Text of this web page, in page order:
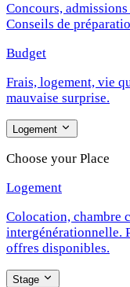
Concours,
Conseils de
Budget
Frais, logement, vie
mauvaise surprise.
Logement
Choose your Place
Logement
Colocation, chambre
intergénérationnelle.
offres disponibles.
Stage